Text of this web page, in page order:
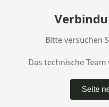
Bitte versuchen
Das technische
Seite